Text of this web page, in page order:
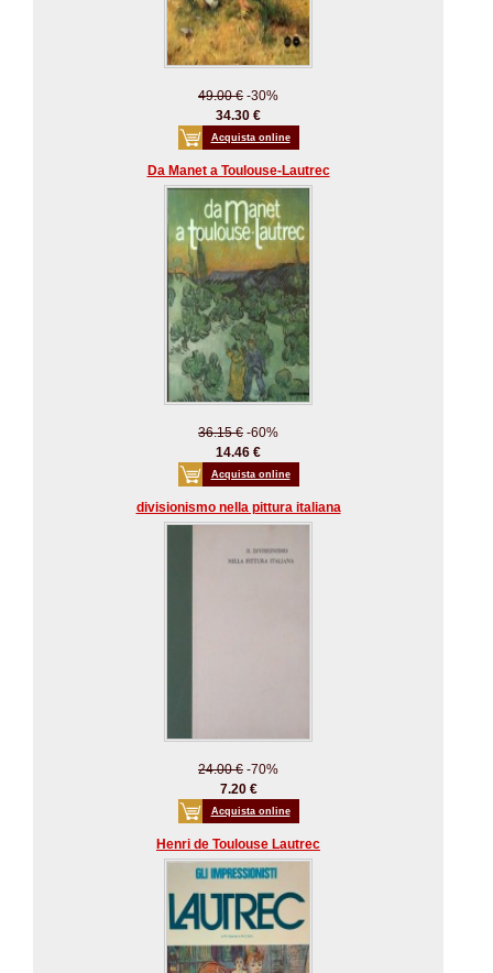
49.00 € -30%
34.30 €
Acquista online
Da Manet a Toulouse-Lautrec
36.15 € -60%
14.46 €
Acquista online
divisionismo nella pittura italiana
24.00 € -70%
7.20 €
Acquista online
Henri de Toulouse Lautrec